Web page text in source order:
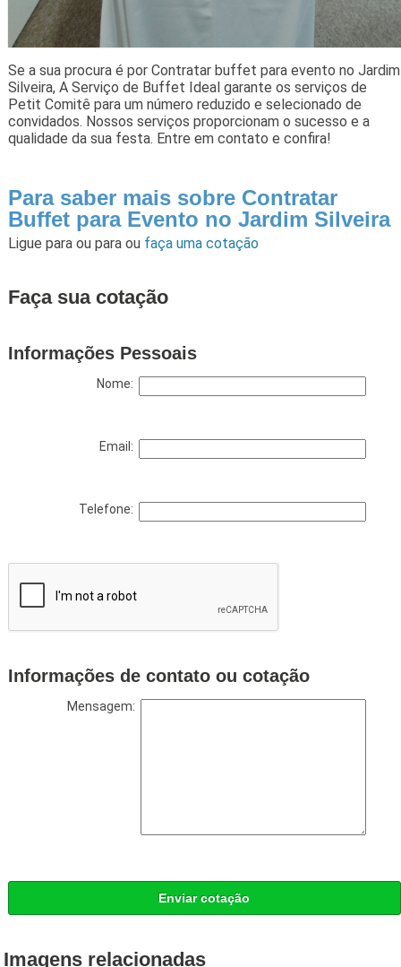
Se a sua procura é por Contratar buffet para evento no Jardim
Silveira, A Serviço de Buffet Ideal garante os serviços de
Petit Comitê para um número reduzido e selecionado de
convidados. Nossos serviços proporcionam o sucesso e a
qualidade da sua festa. Entre em contato e confira!
Para saber mais sobre Contratar
Buffet para Evento no Jardim Silveira
Ligue para ou para ou faça uma cotação
Faça sua cotação
Informações Pessoais
Nome:
Email:
Telefone:
Informações de contato ou cotação
Mensagem:
Enviar cotação
Imagens relacionadas